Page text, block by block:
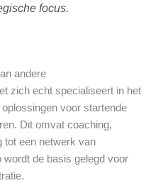
focus.
andere
zich echt specialiseert in het
voor startende
Dit omvat coaching,
tot een netwerk van
de basis gelegd voor